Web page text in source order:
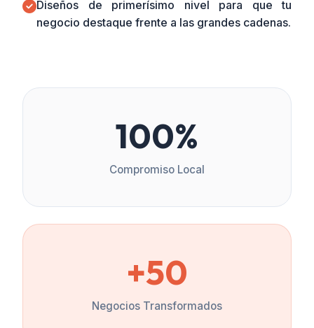
Diseños de primerísimo nivel para que tu
negocio destaque frente a las grandes cadenas.
100%
Compromiso Local
+50
Negocios Transformados